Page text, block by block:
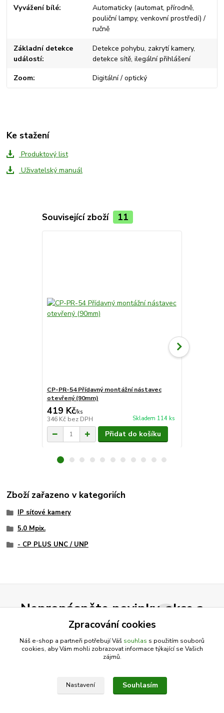
Vyvážení bílé
Automaticky (automat, přírodně,
pouliční lampy, venkovní prostředí) /
ručně
Základní detekce
událostí
Detekce pohybu, zakrytí kamery,
detekce sítě, ilegální přihlášení
Zoom Digitální / optický
Ke stažení
Produktový list
Uživatelský manuál
Související zboží 11
CP-PR-54 Přídavný montážní nástavec
otevřený (90mm)
419 Kč/ks
346 Kč bez DPH Skladem 114 ks
Přidat do košíku
Zboží zařazeno v kategoriích
IP síťové kamery
5.0 Mpix.
- CP PLUS UNC / UNP
Nepropásněte novinky, akce a
slevy!
zpracováním osobních údajůza účelem rozesílky newsletteru.
Můžete se kdykoli odhlásit. Zasíláme jednou za 14 dní.
Zpracování cookies
Náš e-shop a partneři potřebují Váš souhlas s použitím souborů
cookies, aby Vám mohli zobrazovat informace týkající se Vašich
zájmů.
Nastavení Souhlasím